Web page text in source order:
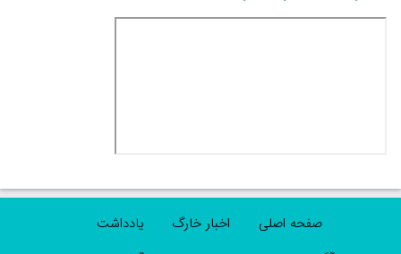
صفحه اصلی اخبار خارگ
یادداشت